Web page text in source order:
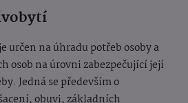
je určen na úhradu potřeb osoby a
osob na úrovni zabezpečující její
Jedná se především o